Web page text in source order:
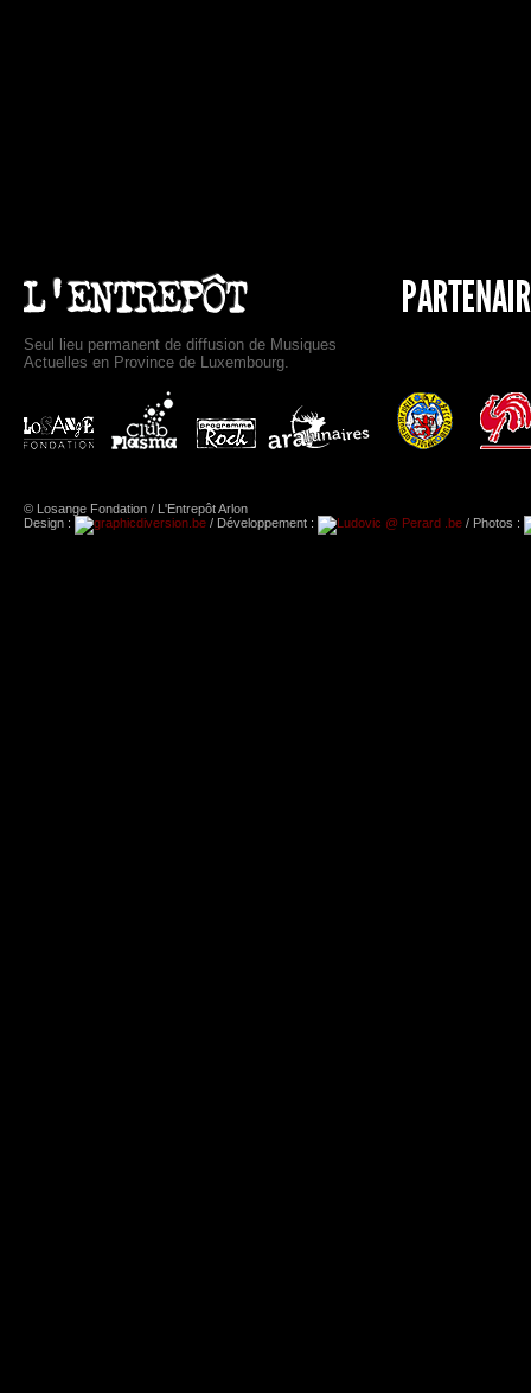
Seul lieu permanent de diffusion de Musiques
Actuelles en Province de Luxembourg.
© Losange Fondation / L'Entrepôt Arlon
Design :
/ Développement : / Photos :